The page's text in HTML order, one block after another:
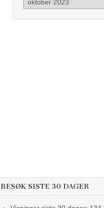
BESØK SISTE 30 DAGER